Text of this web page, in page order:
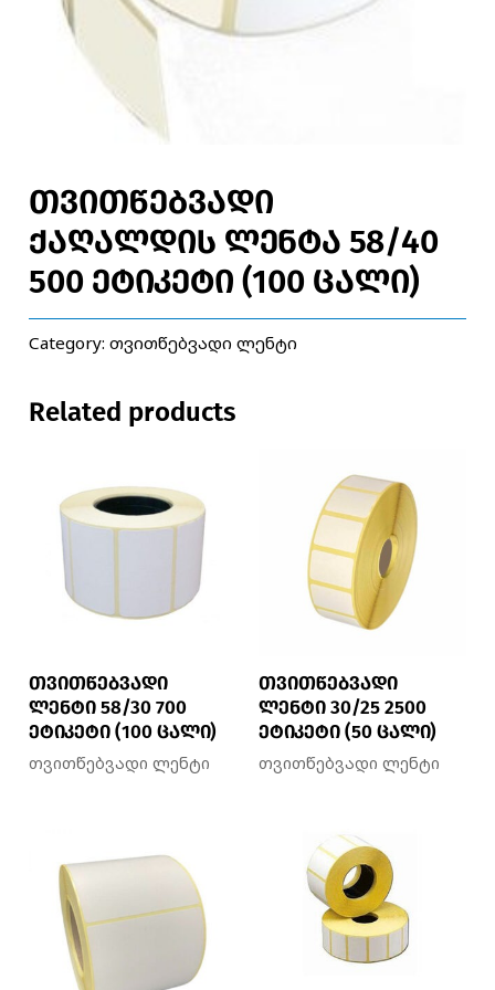
თვითწებვადი
ქაღალდის ლენტა 58/40
500 ეტიკეტი (100 ცალი)
Category:თვითწებვადი ლენტი
Related products
თვითწებვადი
ლენტი 58/30 700
ეტიკეტი (100 ცალი)
თვითწებვადი ლენტი
თვითწებვადი
ლენტი 30/25 2500
ეტიკეტი (50 ცალი)
თვითწებვადი ლენტი